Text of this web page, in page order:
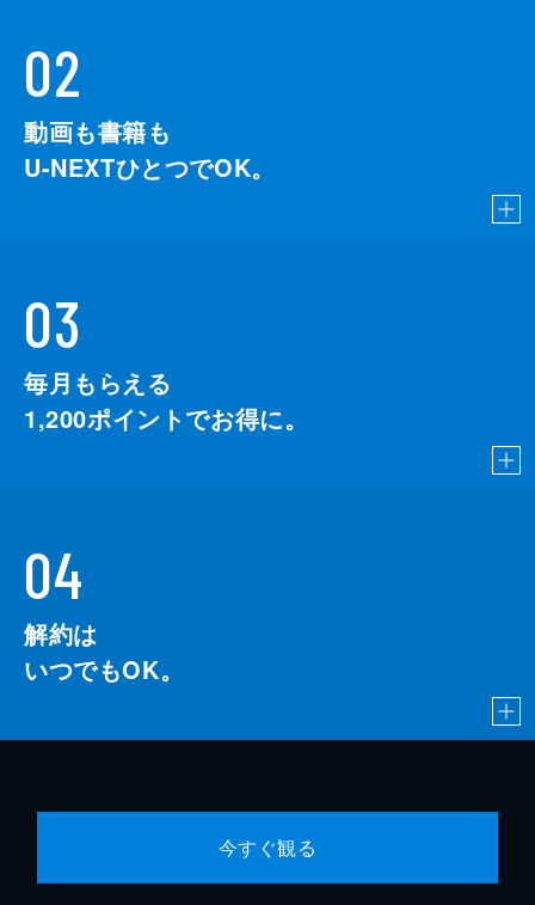
02
動画も書籍も
U-NEXTひとつでOK。
03
毎月もらえる
1,200ポイントでお得に。
04
解約は
いつでもOK。
今すぐ観る